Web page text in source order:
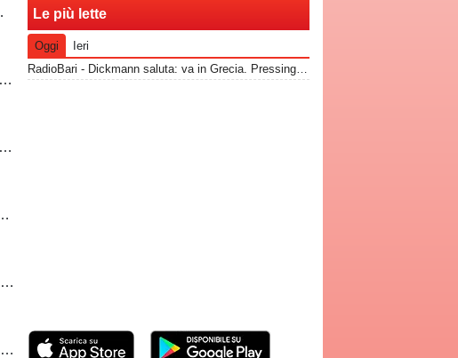
Le più lette
Oggi
Ieri
RadioBari - Dickmann saluta: va in Grecia. Pressing Catanzaro per Dorval, Vicari piace ad una pugliese